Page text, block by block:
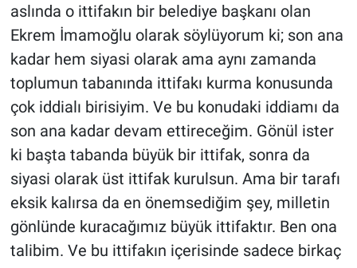
aslında o ittifakın bir belediye başkanı olan
Ekrem İmamoğlu olarak söylüyorum ki; son ana
kadar hem siyasi olarak ama aynı zamanda
toplumun tabanında ittifakı kurma konusunda
çok iddialı birisiyim. Ve bu konudaki iddiamı da
son ana kadar devam ettireceğim. Gönül ister
ki başta tabanda büyük bir ittifak, sonra da
siyasi olarak üst ittifak kurulsun. Ama bir tarafı
eksik kalırsa da en önemsediğim şey, milletin
gönlünde kuracağımız büyük ittifaktır. Ben ona
talibim. Ve bu ittifakın içerisinde sadece birkaç